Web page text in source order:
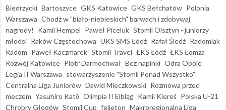
Biedrzycki Bartoszyce GKS Katowice GKS Bełchatów Polonia
Warszawa Chodź w "biało-niebieskich" barwach i zdobywaj
nagrody!
Kamil Hempel Paweł Piceluk Stomil Olsztyn - juniorzy
młodsi Raków Częstochowa UKS SMS Łódź Rafał Śledź Radomiak
Radom Paweł Kaczmarek Stomil Travel ŁKS Łódź ŁKS Łomża
Rozwój Katowice Piotr Darmochwał Bez napinki Odra Opole
Legia II Warszawa stowarzyszenie "Stomil Ponad Wszystko"
Centralna Liga Juniorów Dawid Mieczkowski Rozmowa przed
meczem Yasuhiro Katō Olimpia II Elbląg Kamil Kiereś Polska U-21
Chrobry Głogów Stomil Cup felieton Makroregionalna Liga